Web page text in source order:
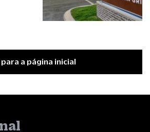
para a página inicial